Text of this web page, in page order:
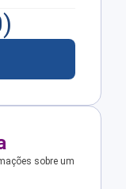
)
sobre um